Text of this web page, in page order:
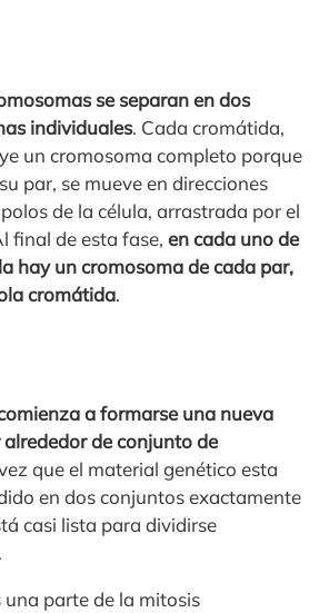
se separan en dos
individuales. Cada cromátida,
un cromosoma completo porque
par, se mueve en direcciones
de la célula, arrastrada por el
final de esta fase, en cada uno de
hay un cromosoma de cada par,
cromátida.
a formarse una nueva
de conjunto de
que el material genético esta
en dos conjuntos exactamente
casi lista para dividirse
parte de la mitosis